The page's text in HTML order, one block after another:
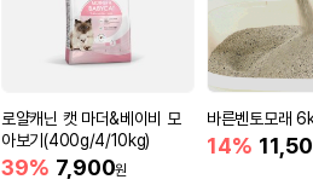
로얄캐닌 캣 마더&베이비 모
아보기(400g/4/10kg)
39% 7,900원
바른벤토모래
14%